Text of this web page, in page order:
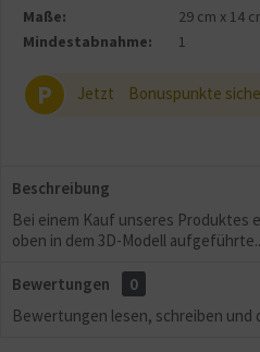
Maße:
29 cm x 14
Mindestabnahme:
1
P Jetzt Bonuspunkte
Beschreibung
Bei einem Kauf unseres Produktes
oben in dem 3D-Modell
Bewertungen
0
Bewertungen lesen, schreiben und